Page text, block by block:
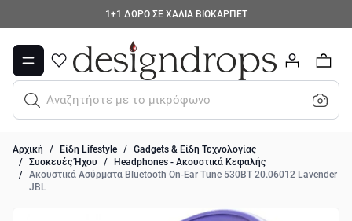
1+1 ΔΩΡΟ ΣΕ ΧΑΛΙΑ ΒΙΟΚΑΡΠΕΤ
Μετάβαση στο περιεχόμενο
0
Αναζητήστε με το μικρόφωνο..
Αρχική / Είδη Lifestyle / Gadgets & Είδη Τεχνολογίας
/ Συσκευές Ήχου /
Headphones - Ακουστικά Κεφαλής
/ Ακουστικά Ασύρματα Bluetooth On-Ear Tune 530BT 20.06012 Lavender
JBL